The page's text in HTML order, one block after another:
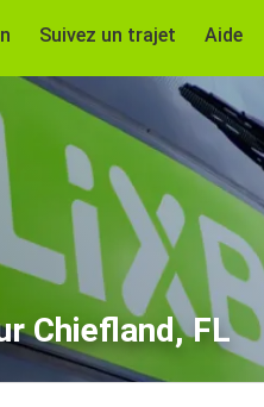
Suivez un trajet Aide
Chiefland, FL